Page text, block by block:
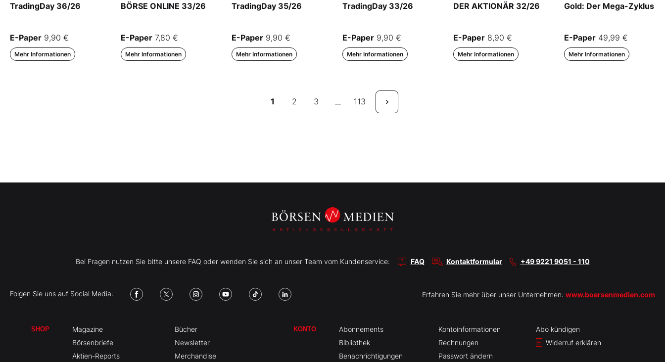
TradingDay 36/26
E-Paper 9,90 €
Mehr Informationen
BÖRSE ONLINE 33/26
E-Paper 7,80 €
Mehr Informationen
TradingDay 35/26
E-Paper 9,90 €
Mehr Informationen
TradingDay 33/26
E-Paper 9,90 €
Mehr Informationen
DER AKTIONÄR 32/26
E-Paper 8,90 €
Mehr Informationen
Gold: Der Mega-Zyklus
E-Paper 49,99 €
Mehr Informationen
1 2 3 ... 113
Bei Fragen nutzen Sie bitte unsere FAQ oder wenden Sie sich an unser Team vom Kundenservice: FAQ Kontaktformular +49 9221 9051 - 110
Folgen Sie uns auf Social Media: Erfahren Sie mehr über unser Unternehmen: www.boersenmedien.com
SHOP
Magazine
Börsenbriefe
Aktien-Reports
Bücher
Newsletter
Merchandise
KONTO
Abonnements
Bibliothek
Benachrichtigungen
Kontoinformationen
Rechnungen
Passwort ändern
Abo kündigen
Widerruf erklären